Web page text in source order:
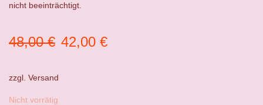
zzgl. Versand
48,00€ Ursprünglicher
42,00 €
Nicht vorrätig
nicht beeinträchtigt.